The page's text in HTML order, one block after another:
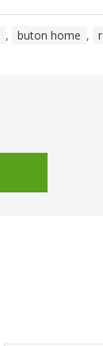
, buton home ,